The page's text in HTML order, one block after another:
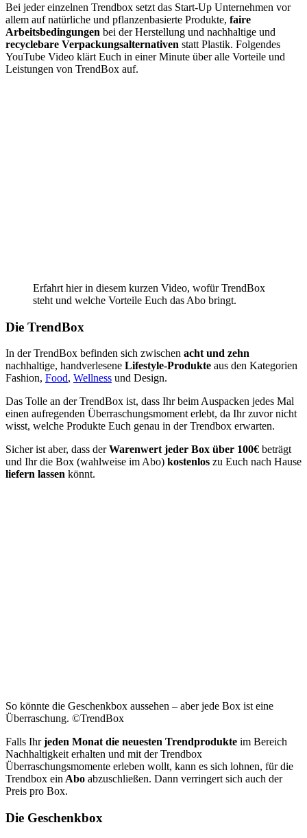
Bei jeder einzelnen Trendbox setzt das Start-Up Unternehmen vor
allem auf natürliche und pflanzenbasierte Produkte, faire
Arbeitsbedingungen bei der Herstellung und nachhaltige und
recyclebare Verpackungsalternativen statt Plastik. Folgendes
YouTube Video klärt Euch in einer Minute über alle Vorteile und
Leistungen von TrendBox auf.
Erfahrt hier in diesem kurzen Video, wofür TrendBox
steht und welche Vorteile Euch das Abo bringt.
Die TrendBox
In der TrendBox befinden sich zwischen acht und zehn
nachhaltige, handverlesene Lifestyle-Produkte aus den Kategorien
Fashion, Food, Wellness und Design.
Das Tolle an der TrendBox ist, dass Ihr beim Auspacken jedes Mal
einen aufregenden Überraschungsmoment erlebt, da Ihr zuvor nicht
wisst, welche Produkte Euch genau in der Trendbox erwarten.
Sicher ist aber, dass derWarenwert jeder Box über 100€ beträgt
und Ihr die Box (wahlweise im Abo) kostenlos zu Euch nach Hause
liefern lassen könnt.
So könnte die Geschenkbox aussehen – aber jede Box ist eine
Überraschung. ©TrendBox
Falls Ihrjeden Monat die neuesten Trendprodukte im Bereich
Nachhaltigkeit erhalten und mit der Trendbox
Überraschungsmomente erleben wollt, kann es sich lohnen, für die
Trendbox einAbo abzuschließen. Dann verringert sich auch der
Preis pro Box.
Die Geschenkbox